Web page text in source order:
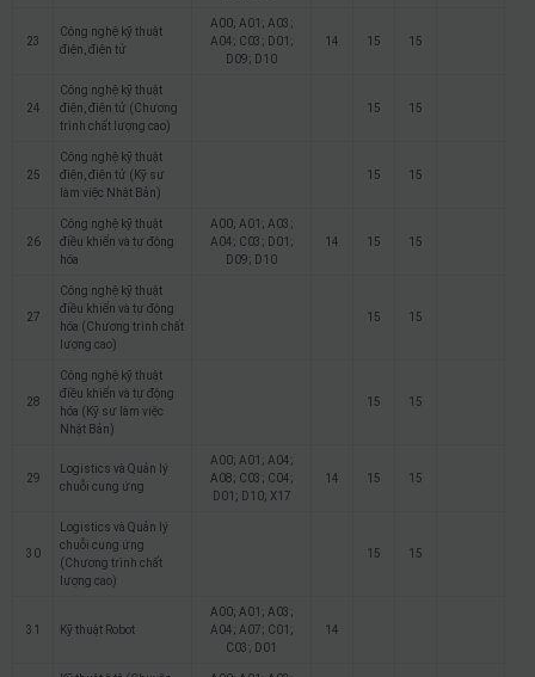
23
Công nghệ kỹ thuật
điện, điện tử
A00; A01; A03;
A04; C03; D01;
D09; D10
14 15 15
24
Công nghệ kỹ thuật
điện, điện tử (Chương
trình chất lượng cao)
15 15
25
Công nghệ kỹ thuật
điện, điện tử (Kỹ sư
làm việc Nhật Bản)
15 15
26
Công nghệ kỹ thuật
điều khiển và tự động
hóa
A00; A01; A03;
A04; C03; D01;
D09; D10
14 15 15
27
Công nghệ kỹ thuật
điều khiển và tự động
hóa (Chương trình chất
lượng cao)
15 15
28
Công nghệ kỹ thuật
điều khiển và tự động
hóa (Kỹ sư làm việc
Nhật Bản)
15 15
29
Logistics và Quản lý
chuỗi cung ứng
A00; A01; A04;
A08; C03; C04;
D01; D10; X17
14 15 15
30
Logistics và Quản lý
chuỗi cung ứng
(Chương trình chất
lượng cao)
15 15
31 Kỹ thuật Robot
A00; A01; A03;
A04; A07; C01;
C03; D01
14